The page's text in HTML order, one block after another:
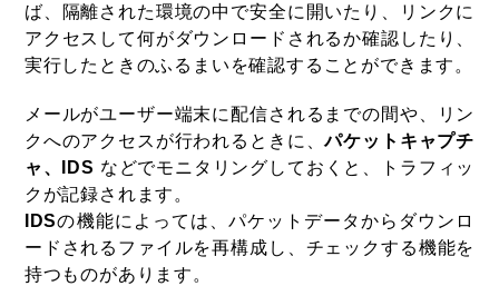
ば、隔離された環境の中で安全に開いたり、リンクに
アクセスして何がダウンロードされるか確認したり、
実行したときのふるまいを確認することができます。
メールがユーザー端末に配信されるまでの間や、リン
クへのアクセスが行われるときに、パケットキャプチ
ャ、IDS などでモニタリングしておくと、トラフィッ
クが記録されます。
IDSの機能によっては、パケットデータからダウンロ
ードされるファイルを再構成し、チェックする機能を
持つものがあります。